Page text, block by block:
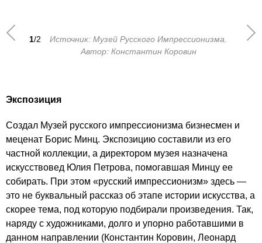
1/2
Источник: Музей Русского Импрессионизма.
Автор: Константин Коровин
Экспозиция
Создал Музей русского импрессионизма бизнесмен и
меценат Борис Минц. Экспозицию составили из его
частной коллекции, а директором музея назначена
искусствовед Юлия Петрова, помогавшая Минцу ее
собирать. При этом «русский импрессионизм» здесь —
это не буквальный рассказ об этапе истории искусства, а
скорее тема, под которую подбирали произведения. Так,
наряду с художниками, долго и упорно работавшими в
данном направлении (Константин Коровин, Леонард